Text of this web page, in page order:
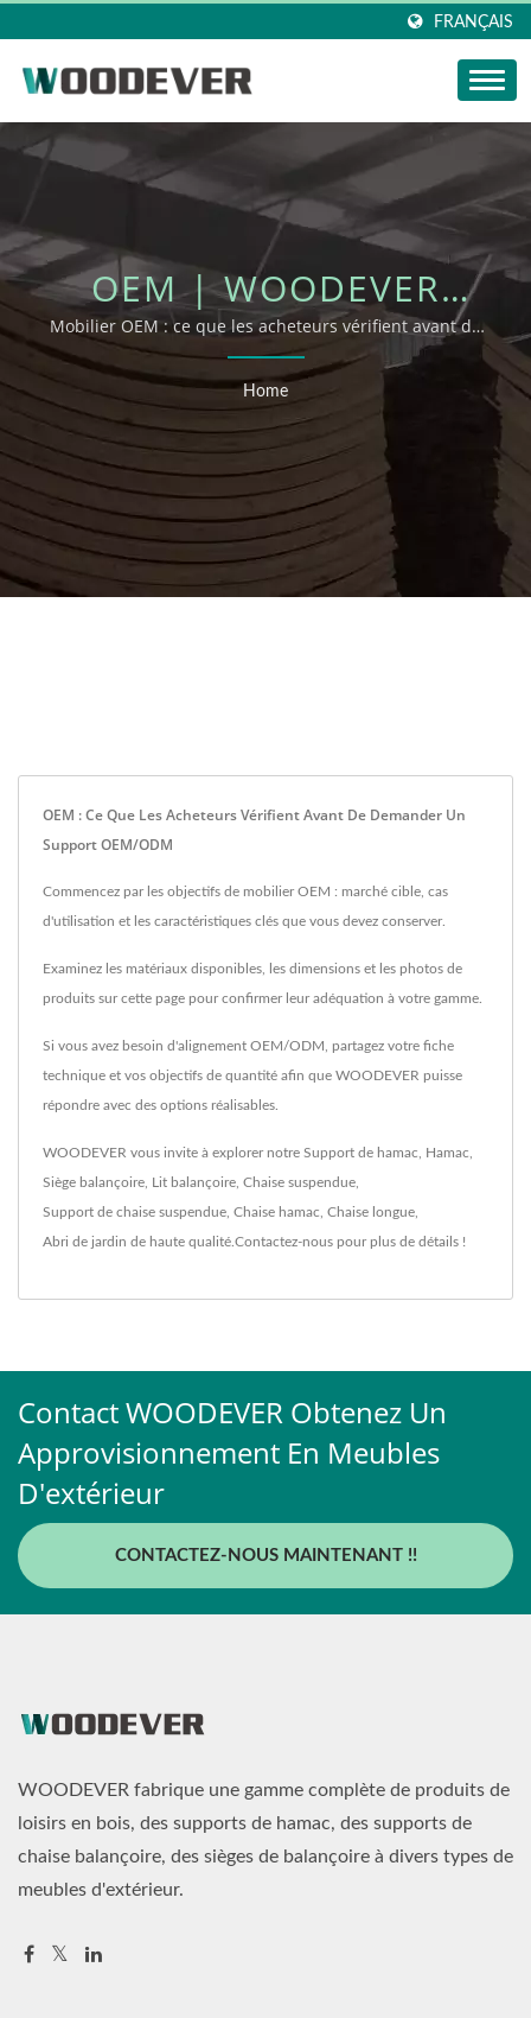
FRANÇAIS
OEM | WOODEVER
COLLECTIONS
D'EXTÉRIEUR
Mobilier OEM : ce que les acheteurs vérifient avant de
demander un soutien OEM/ODM
Home
OEM : Ce Que Les Acheteurs Vérifient Avant De Demander Un
Support OEM/ODM
Commencez par les objectifs de mobilier OEM : marché cible, cas
d'utilisation et les caractéristiques clés que vous devez conserver.
Examinez les matériaux disponibles, les dimensions et les photos de
produits sur cette page pour confirmer leur adéquation à votre gamme.
Si vous avez besoin d'alignement OEM/ODM, partagez votre fiche
technique et vos objectifs de quantité afin que WOODEVER puisse
répondre avec des options réalisables.
WOODEVER vous invite à explorer notre Support de hamac Hamac
Siège balançoire Lit balançoire Chaise suspendue
Support de chaise suspendue Chaise hamac Chaise longue
Abri de jardin de haute qualité. Contactez-nous pour plus de détails !
Contact WOODEVER Obtenez Un
Approvisionnement En Meubles
D'extérieur
CONTACTEZ-NOUS MAINTENANT !!
WOODEVER fabrique une gamme complète de produits de
loisirs en bois, des supports de hamac, des supports de
chaise balançoire, des sièges de balançoire à divers types de
meubles d'extérieur.